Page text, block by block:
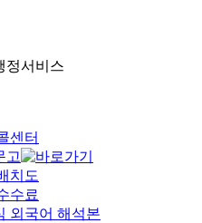
정서비스
센터
고
치도
수료
외국어 해석본